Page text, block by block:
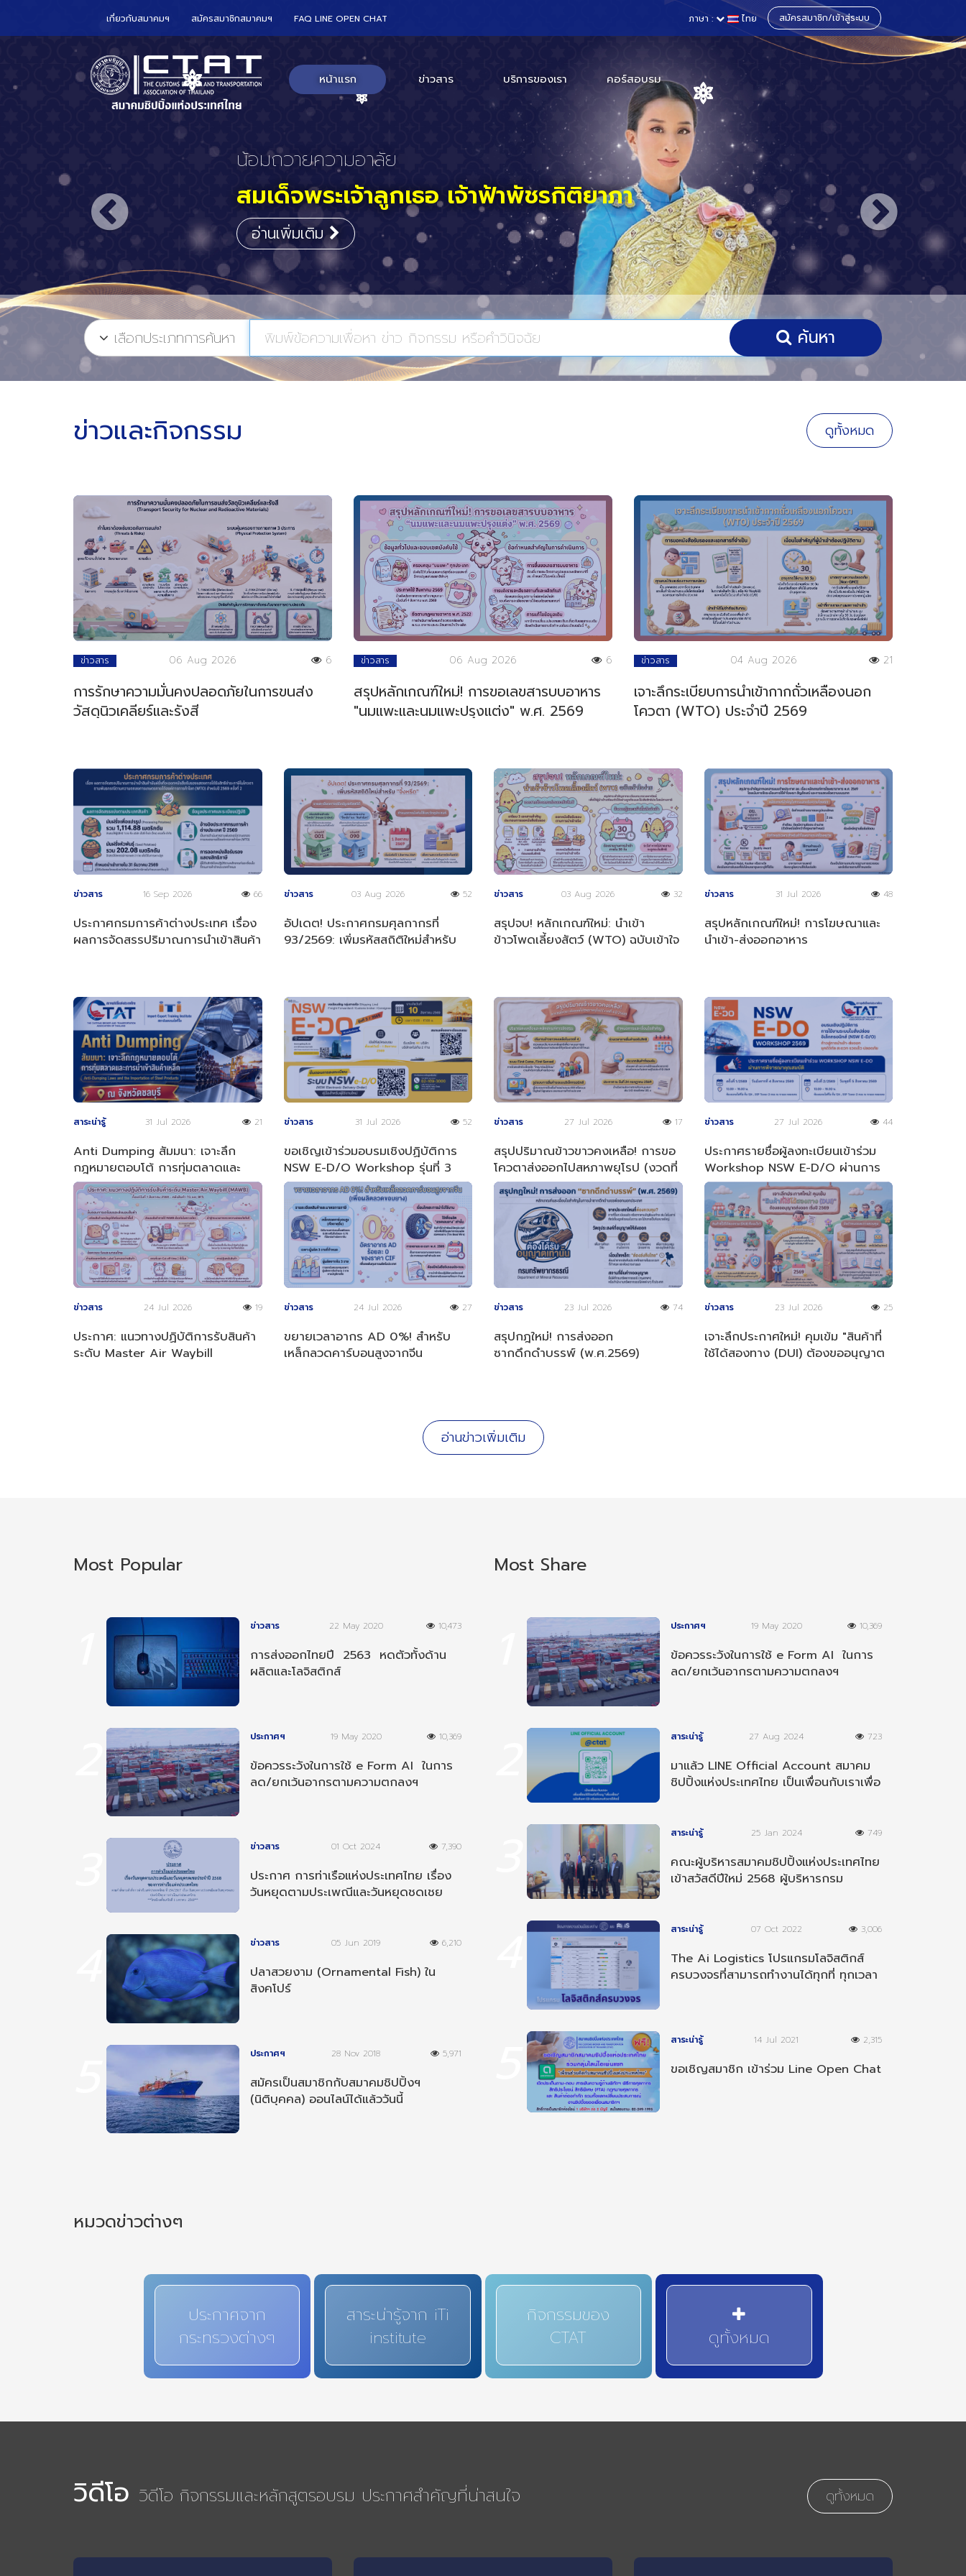
CTAT เข้าร่วมงานสัมมนา
ร่วมกับสถานเอกอัครราชทูตสหรัฐอเมริกาและสหราช
อาณาจักร
ประจำประเทศไทย
อ่านเพิ่มเติม
เกี่ยวกับสมาคมฯ สมัครสมาชิกสมาคมฯ FAQ LINE OPEN CHAT ภาษา : ไทย สมัครสมาชิก/เข้าสู่ระบบ
หน้าแรก ข่าวสาร บริการของเรา คอร์สอบรม
เลือกประเภทการค้นหา ค้นหา
ข่าวและกิจกรรม ดูทั้งหมด
ข่าวสาร 06 Aug 2026 6
การรักษาความมั่นคงปลอดภัยในการขนส่ง
วัสดุนิวเคลียร์และรังสี
ข่าวสาร 06 Aug 2026 6
สรุปหลักเกณฑ์ใหม่! การขอเลขสารบบอาหาร
"นมแพะและนมแพะปรุงแต่ง" พ.ศ. 2569
ข่าวสาร 04 Aug 2026 21
เจาะลึกระเบียบการนำเข้ากากถั่วเหลืองนอก
โควตา (WTO) ประจำปี 2569
ข่าวสาร 16 Sep 2026 66
ประกาศกรมการค้าต่างประเทศ เรื่อง
ผลการจัดสรรปริมาณการนำเข้าสินค้า
ข่าวสาร 03 Aug 2026 52
อัปเดต! ประกาศกรมศุลกากรที่
93/2569: เพิ่มรหัสสถิติใหม่สำหรับ
ข่าวสาร 03 Aug 2026 32
สรุปจบ! หลักเกณฑ์ใหม่: นำเข้า
ข้าวโพดเลี้ยงสัตว์ (WTO) ฉบับเข้าใจ
ข่าวสาร 31 Jul 2026 48
สรุปหลักเกณฑ์ใหม่! การโฆษณาและ
นำเข้า-ส่งออกอาหาร
สาระน่ารู้ 31 Jul 2026 21
Anti Dumping สัมมนา: เจาะลึก
กฎหมายตอบโต้ การทุ่มตลาดและ
การนำเข้าสินค้าเหล็ก
ข่าวสาร 31 Jul 2026 52
ขอเชิญเข้าร่วมอบรมเชิงปฏิบัติการ
NSW E-D/O Workshop รุ่นที่ 3
ประจำปี 2569
ข่าวสาร 27 Jul 2026 17
สรุปปริมาณข้าวขาวคงเหลือ! การขอ
โควตาส่งออกไปสหภาพยุโรป (งวดที่
4 ปี 2569)
ข่าวสาร 27 Jul 2026 44
ประกาศรายชื่อผู้ลงทะเบียนเข้าร่วม
Workshop NSW E-D/O ผ่านการ
พิจารณาคุณสมบัติ
ข่าวสาร 24 Jul 2026 19
ประกาศ: แนวทางปฏิบัติการรับสินค้า
ระดับ Master Air Waybill
ข่าวสาร 24 Jul 2026 27
ขยายเวลาอากร AD 0%! สำหรับ
เหล็กลวดคาร์บอนสูงจากจีน
ข่าวสาร 23 Jul 2026 74
สรุปกฎใหม่! การส่งออก
ซากดึกดำบรรพ์ (พ.ศ.2569)
ข่าวสาร 23 Jul 2026 25
เจาะลึกประกาศใหม่! คุมเข้ม "สินค้าที่
ใช้ได้สองทาง (DUI) ต้องขออนุญาต
อ่านข่าวเพิ่มเติม
Most Popular
ข่าวสาร 22 May 2020 10,473
การส่งออกไทยปี 2563 หดตัวทั้งด้าน
ผลิตและโลจิสติกส์
ประกาศฯ 19 May 2020 10,369
ข้อควรระวังในการใช้ e Form AI ในการ
ลด/ยกเว้นอากรตามความตกลงฯ
ข่าวสาร 01 Oct 2024 7,390
ประกาศ การท่าเรือแห่งประเทศไทย เรื่อง
วันหยุดตามประเพณีและวันหยุดชดเชย
ข่าวสาร 05 Jun 2019 6,210
ปลาสวยงาม (Ornamental Fish) ใน
สิงคโปร์
ประกาศฯ 28 Nov 2018 5,971
สมัครเป็นสมาชิกกับสมาคมชิปปิ้งฯ
(นิติบุคคล) ออนไลน์ได้แล้ววันนี้
Most Share
ประกาศฯ 19 May 2020 10,369
ข้อควรระวังในการใช้ e Form AI ในการ
ลด/ยกเว้นอากรตามความตกลงฯ
สาระน่ารู้ 27 Aug 2024 723
มาแล้ว LINE Official Account สมาคม
ชิปปิ้งแห่งประเทศไทย เป็นเพื่อนกับเราเพื่อ
สาระน่ารู้ 25 Jan 2024 749
คณะผู้บริหารสมาคมชิปปิ้งแห่งประเทศไทย
เข้าสวัสดีปีใหม่ 2568 ผู้บริหารกรม
สาระน่ารู้ 07 Oct 2022 3,006
The Ai Logistics โปรแกรมโลจิสติกส์
ครบวงจรที่สามารถทำงานได้ทุกที่ ทุกเวลา
สาระน่ารู้ 14 Jul 2021 2,315
ขอเชิญสมาชิก เข้าร่วม Line Open Chat
หมวดข่าวต่างๆ
ประกาศจาก
กระทรวงต่างๆ
สาระน่ารู้จาก iTi
institute
กิจกรรมของ
CTAT
ดูทั้งหมด
วิดีโอ วิดีโอ กิจกรรมและหลักสูตรอบรม ประกาศสำคัญที่น่าสนใจ ดูทั้งหมด